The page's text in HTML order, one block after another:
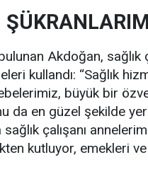
Akdoğan, sağlık
kullandı: “Sağlık
büyük bir
da en güzel şekilde
çalışanı
kutluyor, emekleri ve